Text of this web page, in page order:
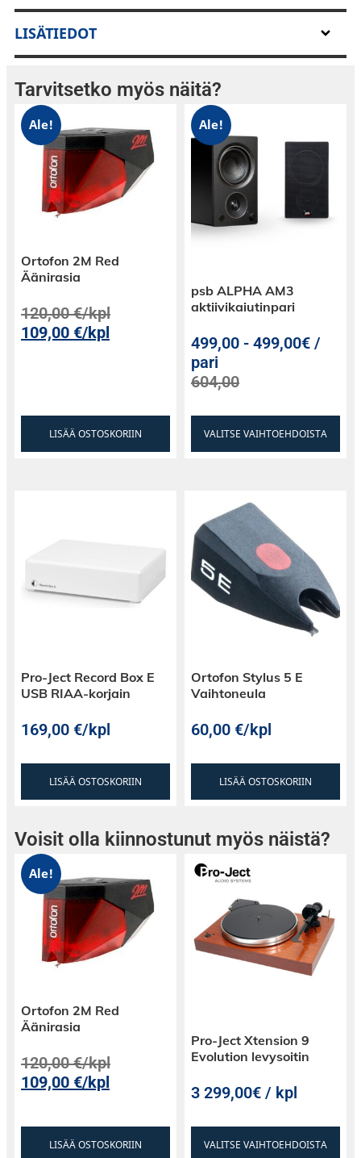
seurannan sekä äänen tasapainon. Soveltuu
alkuperäisen VL-43-G-rungon huoltoon.
Yhteensopivuus
Sony
SonyVL-43-G ja ND-143-G -runkoihin
LISÄTIEDOT
Tarvitsetko myös näitä?
Ale!
Ortofon 2M Red
Äänirasia
120,00€/kpl
109,00€/kpl
LISÄÄ OSTOSKORIIN
Ale!
psb ALPHA AM3
aktiivikaiutinpari
499,00 -499,00€ /
pari
604,00
VALITSE VAIHTOEHDOISTA
Pro-Ject Record Box E
USB RIAA-korjain
169,00€/kpl
LISÄÄ OSTOSKORIIN
Ortofon Stylus 5 E
Vaihtoneula
60,00€/kpl
LISÄÄ OSTOSKORIIN
Voisit olla kiinnostunut myös näistä?
Ale!
Ortofon 2M Red
Äänirasia
120,00€/kpl
109,00€/kpl
LISÄÄ OSTOSKORIIN
Pro-Ject Xtension 9
Evolution levysoitin
3 299,00€ / kpl
VALITSE VAIHTOEHDOISTA